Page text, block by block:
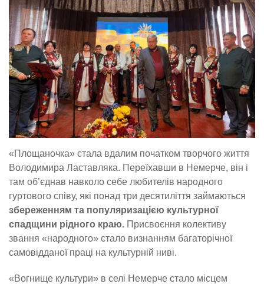
«Площаночка» стала вдалим початком творчого життя
Володимира Ластавляка. Переїхавши в Немерче, він і
там об’єднав навколо себе любителів народного
гуртового співу, які понад три десятиліття займаються
збереженням та популяризацією культурної
спадщини рідного краю. Присвоєння колективу
звання «народного» стало визнанням багаторічної
самовідданої праці на культурній ниві.
«Вогнище культури» в селі Немерче стало місцем